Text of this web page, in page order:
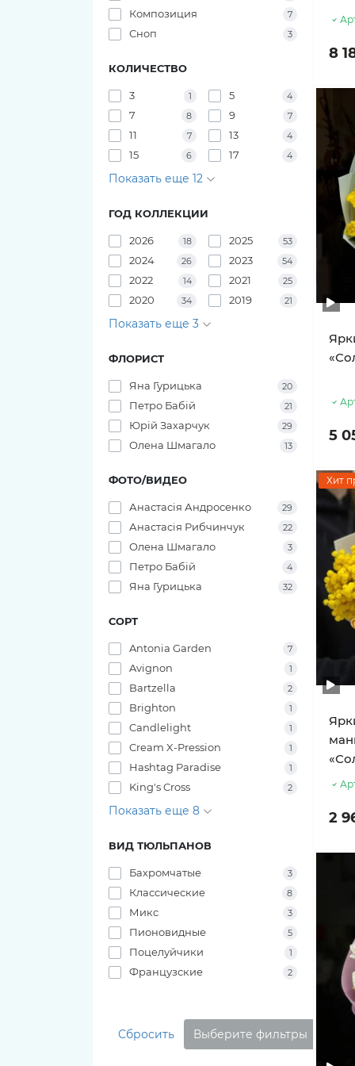
Розы Pink O'hara
Розы Playa Blanca
Розы Red Piano
Розы Shimmer
Розы White O'hara
31 тюльпан
29 тюльпанов
25 тюльпанов
19 тюльпанов
17 тюльпанов
15 тюльпанов
11 тюльпанов
Букеты из ирисов
Композиция 7
Сноп 3
КОЛИЧЕСТВО
3 1 5 4
7 8 9 7
11 7 13 4
15 6 17 4
Показать еще 12
ГОД КОЛЛЕКЦИИ
2026 18 2025 53
2024 26 2023 54
2022 14 2021 25
2020 34 2019 21
Показать еще 3
ФЛОРИСТ
Яна Гурицька 20
Петро Бабій 21
Юрій Захарчук 29
Олена Шмагало 13
ФОТО/ВИДЕО
Анастасія Андросенко 29
Анастасія Рибчинчук 22
Олена Шмагало 3
Петро Бабій 4
Яна Гурицька 32
СОРТ
Antonia Garden 7
Avignon 1
Bartzella 2
Brighton 1
Candlelight 1
Cream X-Pression 1
Hashtag Paradise 1
King's Cross 2
Показать еще 8
ВИД ТЮЛЬПАНОВ
Бахромчатые 3
Классические 8
Микс 3
Пионовидные 5
Поцелуйчики 1
Французские 2
Сбросить Выберите фильтры
8
5
Хит
2